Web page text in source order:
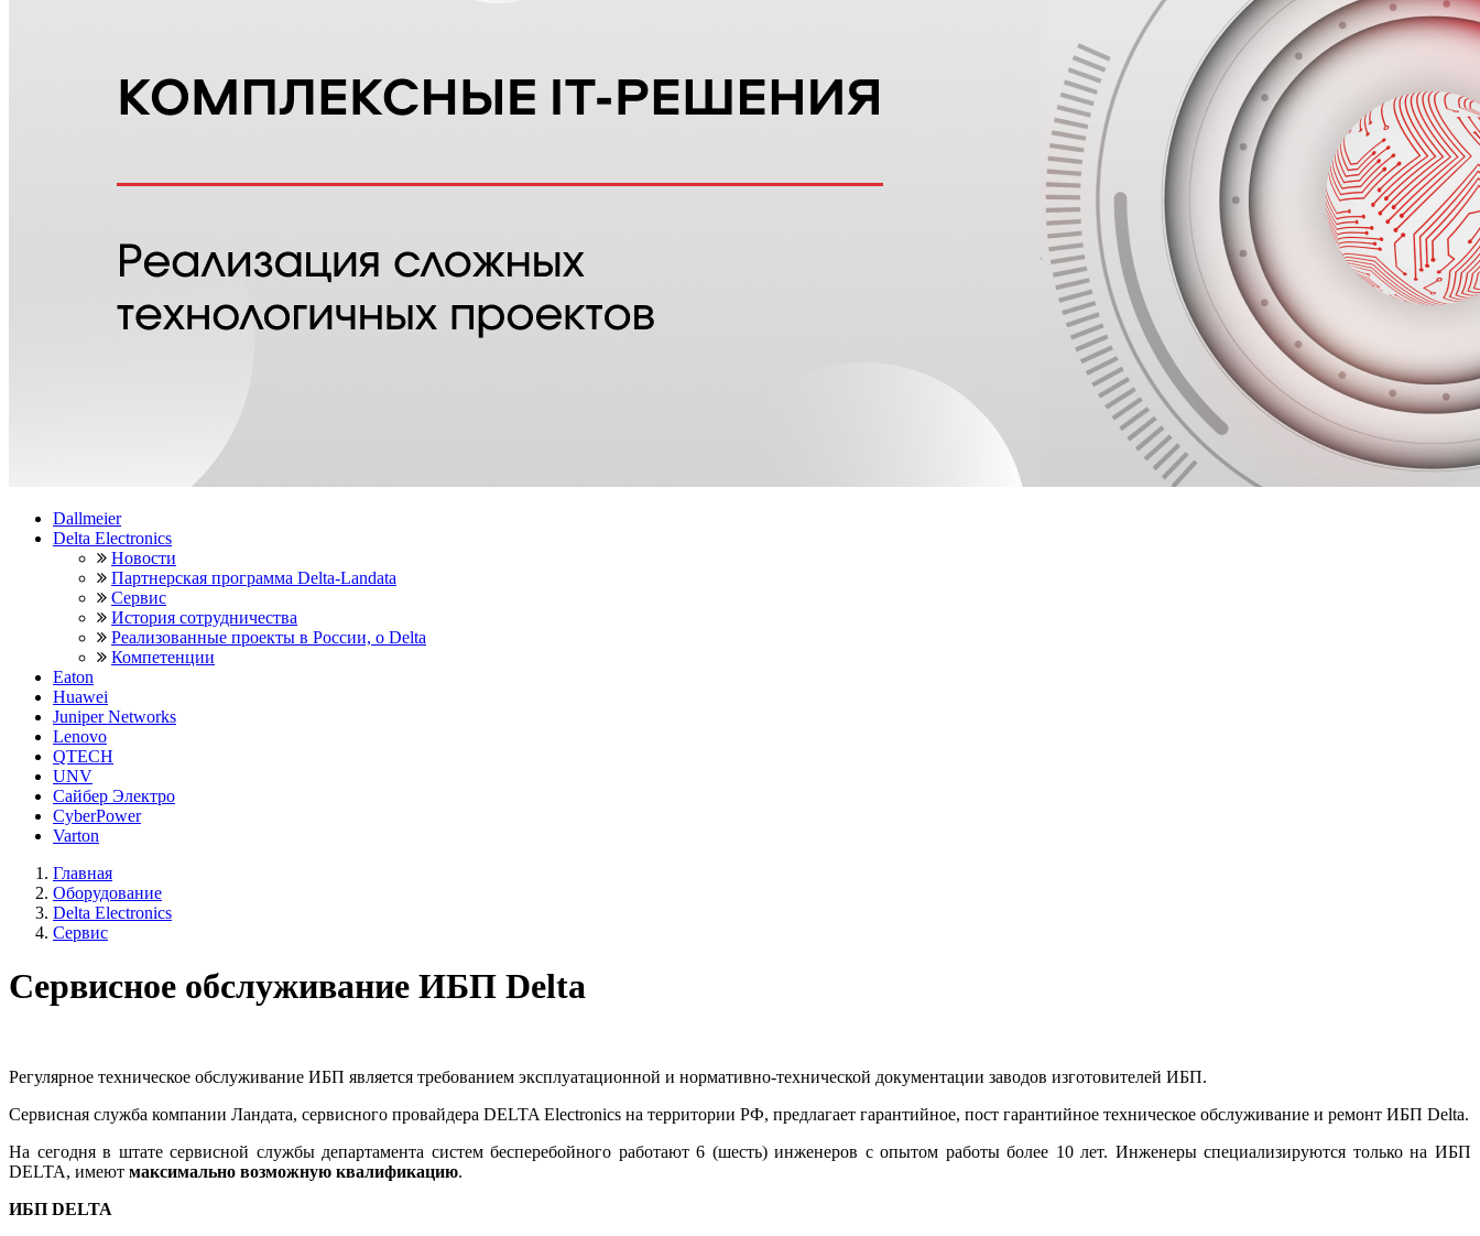
Dallmeier
Delta Electronics
Новости
Партнерская программа Delta-Landata
Сервис
История сотрудничества
Реализованные проекты в России, о Delta
Компетенции
Eaton
Huawei
Juniper Networks
Lenovo
QTECH
UNV
Сайбер Электро
CyberPower
Varton
Главная
Оборудование
Delta Electronics
Сервис
Сервисное обслуживание ИБП Delta
Регулярное техническое обслуживание ИБП является требованием эксплуатационной и нормативно-технической документации заводов изготовителей ИБП.
Сервисная служба компании Ландата, сервисного провайдера DELTA Electronics на территории РФ, предлагает гарантийное, пост гарантийное техническое обслуживание и ремонт ИБП Delta.
На сегодня в штате сервисной службы департамента систем бесперебойного работают 6 (шесть) инженеров с опытом работы более 10 лет. Инженеры специализируются только на ИБП
DELTA, имеют максимально возможную квалификацию.
ИБП DELTA